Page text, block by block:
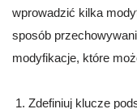
wprowadzić kilka
sposób
modyfikacje, które
Zdefiniuj klucze